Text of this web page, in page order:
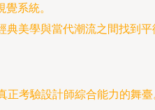
系統。
美學與當代潮流之間找到
正考驗設計師綜合能力的舞